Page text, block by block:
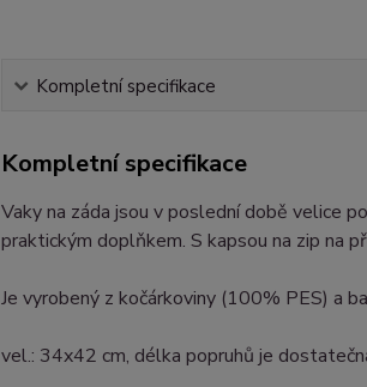
Kompletní specifikace
Kompletní specifikace
Vaky na záda jsou v poslední době velice
praktickým doplňkem. S kapsou na zip na
Je vyrobený z kočárkoviny (100% PES) a
vel.: 34x42 cm, délka popruhů je